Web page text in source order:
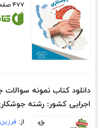
۴۷۷ صفحه
دانلود کتاب نمونه
اجرایی کشور: رشته
از: